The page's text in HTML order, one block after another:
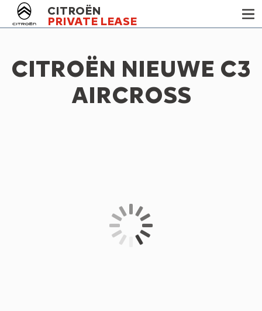
CITROËN
PRIVATE LEASE
CITROËN NIEUWE C3
AIRCROSS